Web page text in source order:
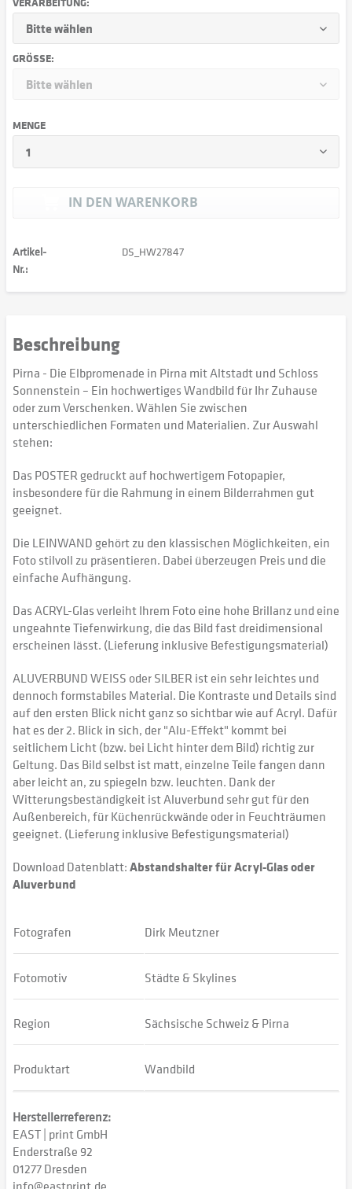
GRÖSSE:
MENGE
IN DEN WARENKORB
Artikel-
Nr.:
DS_HW27847
Beschreibung
Pirna - Die Elbpromenade in Pirna mit Altstadt und Schloss
Sonnenstein – Ein hochwertiges Wandbild für Ihr Zuhause
oder zum Verschenken. Wählen Sie zwischen
unterschiedlichen Formaten und Materialien. Zur Auswahl
stehen:
Das POSTER gedruckt auf hochwertigem Fotopapier,
insbesondere für die Rahmung in einem Bilderrahmen gut
geeignet.
Die LEINWAND gehört zu den klassischen Möglichkeiten, ein
Foto stilvoll zu präsentieren. Dabei überzeugen Preis und die
einfache Aufhängung.
Das ACRYL-Glas verleiht Ihrem Foto eine hohe Brillanz und eine
ungeahnte Tiefenwirkung, die das Bild fast dreidimensional
erscheinen lässt. (Lieferung inklusive Befestigungsmaterial)
ALUVERBUND WEISS oder SILBER ist ein sehr leichtes und
dennoch formstabiles Material. Die Kontraste und Details sind
auf den ersten Blick nicht ganz so sichtbar wie auf Acryl. Dafür
hat es der 2. Blick in sich, der "Alu-Effekt" kommt bei
seitlichem Licht (bzw. bei Licht hinter dem Bild) richtig zur
Geltung. Das Bild selbst ist matt, einzelne Teile fangen dann
aber leicht an, zu spiegeln bzw. leuchten. Dank der
Witterungsbeständigkeit ist Aluverbund sehr gut für den
Außenbereich, für Küchenrückwände oder in Feuchträumen
geeignet. (Lieferung inklusive Befestigungsmaterial)
Download Datenblatt:Abstandshalter für Acryl-Glas oder
Aluverbund
Fotografen Dirk Meutzner
Fotomotiv Städte & Skylines
Region Sächsische Schweiz & Pirna
Produktart Wandbild
Herstellerreferenz:
EAST | print GmbH
Enderstraße 92
01277 Dresden